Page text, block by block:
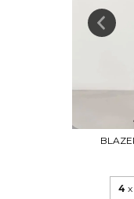
4